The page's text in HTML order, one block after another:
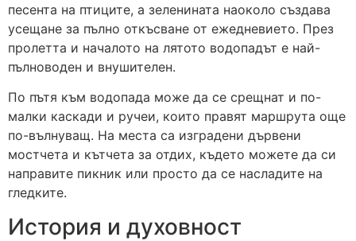
песента на птиците, а зеленината наоколо създава
усещане за пълно откъсване от ежедневието. През
пролетта и началото на лятото водопадът е най-
пълноводен и внушителен.
По пътя към водопада може да се срещнат и по-
малки каскади и ручеи, които правят маршрута още
по-вълнуващ. На места са изградени дървени
мостчета и кътчета за отдих, където можете да си
направите пикник или просто да се насладите на
гледките.
История и духовност